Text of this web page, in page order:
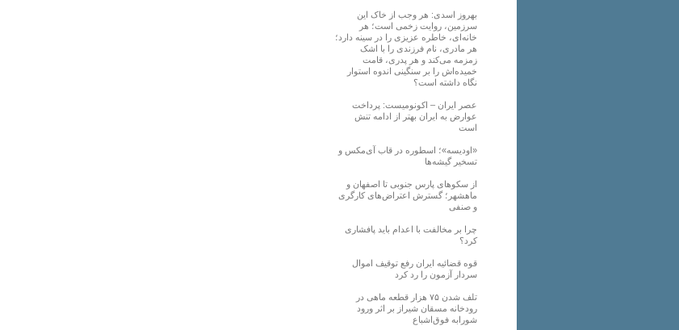
بهروز اسدی: هر وجب از خاک‌ این
سرزمین، روایت زخمی است؛ هر
خانه‌ای، خاطره عزیزی را در سینه دارد؛
هر مادری، نام فرزندی را با اشک
زمزمه می‌کند و هر پدری، قامت
خمیده‌اش را بر سنگینی اندوه استوار
نگاه داشته است؟
عصر ایران – اکونومیست: پرداخت
عوارض به ایران بهتر از ادامه تنش
است
«اودیسه»؛ اسطوره در قاب آی‌مکس و
تسخیر گیشه‌ها
از سکوهای پارس جنوبی تا اصفهان و
ماهشهر؛ گسترش اعتراض‌های کارگری
و صنفی
چرا بر مخالفت با اعدام باید پافشاری
کرد؟
قوه قضائیه ایران رفع توقیف اموال
سردار آزمون را رد کرد
تلف شدن ۷۵ هزار قطعه ماهی در
رودخانه مسقان شیراز بر اثر ورود
شورابه فوق‌اشباع